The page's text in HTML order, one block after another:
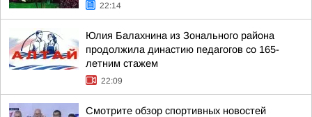
22:14
Юлия Балахнина из Зонального района
продолжила династию педагогов со 165-
летним стажем
22:09
Смотрите обзор спортивных новостей